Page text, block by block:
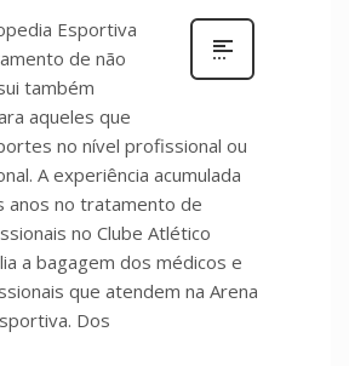
Esportiva
de não
também
aqueles que
no nível profissional ou
A experiência acumulada
anos no tratamento de
no Clube Atlético
a bagagem dos médicos e
que atendem na Arena
Dos